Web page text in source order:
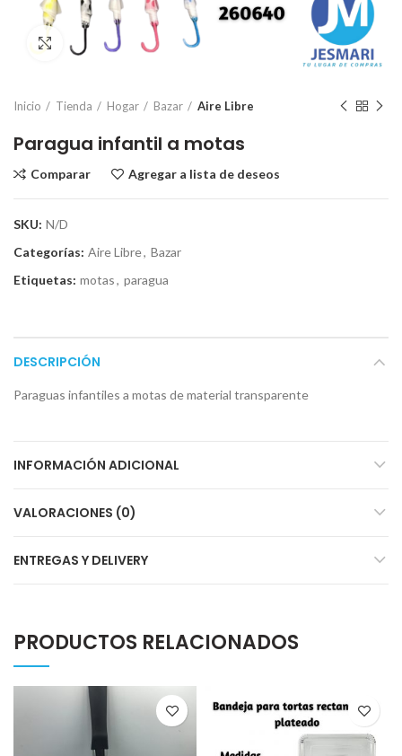
Click para ampliar
Inicio Tienda Hogar Bazar Aire Libre
Paragua infantil a motas
Comparar Agregar a lista de deseos
SKU: N/D
Categorías: Aire Libre, Bazar
Etiquetas: motas, paragua
DESCRIPCIÓN
Paraguas infantiles a motas de material transparente
INFORMACIÓN ADICIONAL
VALORACIONES (0)
ENTREGAS Y DELIVERY
PRODUCTOS RELACIONADOS